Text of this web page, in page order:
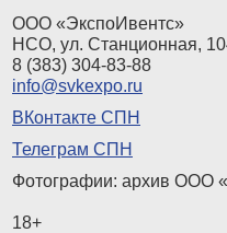
ООО «ЭкспоИвентс»
НСО, ул. Станционная,
8 (383) 304-83-88
info@svkexpo.ru
ВКонтакте СПН
Телеграм СПН
Фотографии: архив ООО
18+